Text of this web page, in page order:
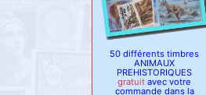
50 différents timbres
ANIMAUX
PREHISTORIQUES
gratuit avec votre
commande dans la